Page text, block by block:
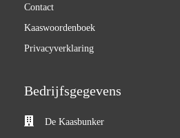
Contact
Kaaswoordenboek
Privacyverklaring
Bedrijfsgegevens
De Kaasbunker